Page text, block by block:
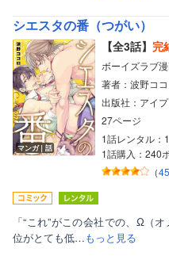
シエスタの番（つがい）
マンガ｜話
【全3話】 完
ボーイズラブ
著者：波野ココ
出版社：アイ
27ページ
1話レンタル：
1話購入：240
（45
「“これ”がこの会社での、Ω
位がとても低…もっと見る